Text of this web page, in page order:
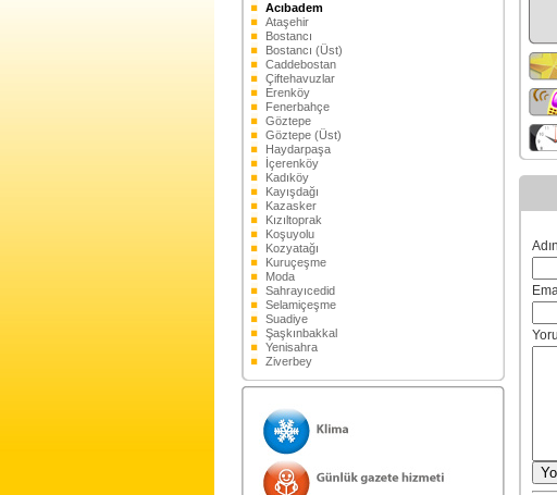
Acıbadem
Ataşehir
Bostancı
Bostancı (Üst)
Caddebostan
Çiftehavuzlar
Erenköy
Fenerbahçe
Göztepe
Göztepe (Üst)
Haydarpaşa
İçerenköy
Kadıköy
Kayışdağı
Kazasker
Kızıltoprak
Koşuyolu
Kozyatağı
Kuruçeşme
Moda
Sahrayıcedid
Selamiçeşme
Suadiye
Şaşkınbakkal
Yenisahra
Ziverbey